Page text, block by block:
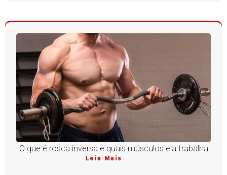
O que é rosca inversa e quais músculos ela trabalha
Leia Mais